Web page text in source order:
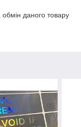
даного товару